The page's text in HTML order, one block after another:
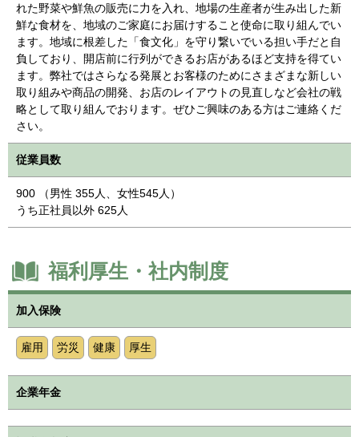
れた野菜や鮮魚の販売に力を入れ、地場の生産者が生み出した新
鮮な食材を、地域のご家庭にお届けすること使命に取り組んでい
ます。地域に根差した「食文化」を守り繋いでいる担い手だと自
負しており、開店前に行列ができるお店があるほど支持を得てい
ます。弊社ではさらなる発展とお客様のためにさまざまな新しい
取り組みや商品の開発、お店のレイアウトの見直しなど会社の戦
略として取り組んでおります。ぜひご興味のある方はご連絡くだ
さい。
従業員数
900 （男性 355人、女性545人）
うち正社員以外 625人
福利厚生・社内制度
加入保険
雇用 労災 健康 厚生
企業年金